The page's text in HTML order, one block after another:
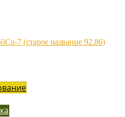
7 (старое название 92.86)